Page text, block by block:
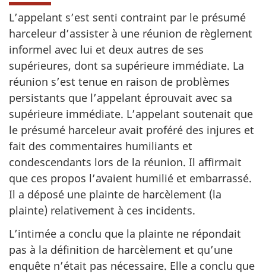
L’appelant s’est senti contraint par le présumé
harceleur d’assister à une réunion de règlement
informel avec lui et deux autres de ses
supérieures, dont sa supérieure immédiate. La
réunion s’est tenue en raison de problèmes
persistants que l’appelant éprouvait avec sa
supérieure immédiate. L’appelant soutenait que
le présumé harceleur avait proféré des injures et
fait des commentaires humiliants et
condescendants lors de la réunion. Il affirmait
que ces propos l’avaient humilié et embarrassé.
Il a déposé une plainte de harcèlement (la
plainte) relativement à ces incidents.
L’intimée a conclu que la plainte ne répondait
pas à la définition de harcèlement et qu’une
enquête n’était pas nécessaire. Elle a conclu que